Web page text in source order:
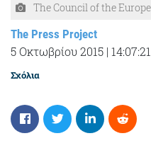
The Council of the
The Press Project
5 Οκτωβρίου 2015 | 14:07:21
Σχόλια